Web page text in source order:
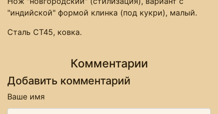
"индийской" формой клинка (под кукри), малый.
Сталь СТ45, ковка.
Комментарии
Добавить комментарий
Ваше имя